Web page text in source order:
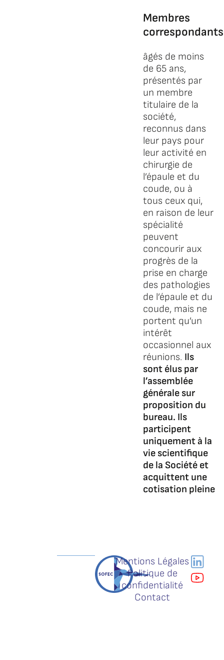
Membres
âgés de moins
de 65 ans,
présentés par
un membre
titulaire de la
société,
reconnus dans
leur pays pour
leur activité en
chirurgie de
l’épaule et du
coude, ou à
tous ceux qui,
en raison de leur
spécialité
peuvent
concourir aux
progrès de la
prise en charge
des pathologies
de l’épaule et du
coude, mais ne
portent qu’un
intérêt
occasionnel aux
réunions. Ils
sont élus par
l’assemblée
générale sur
proposition du
bureau. Ils
participent
uniquement à la
vie scientifique
de la Société et
acquittent une
cotisation pleine
Mentions Légales
Politique de
confidentialité
Contact